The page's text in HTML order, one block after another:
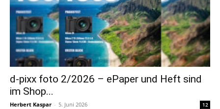
d-pixx foto 2/2026 – ePaper und Heft sind
im Shop...
Herbert Kaspar - 5. Juni 2026 12